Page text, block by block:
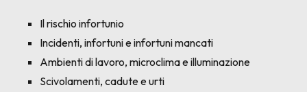
Il rischio infortunio
Incidenti, infortuni e infortuni mancati
Ambienti di lavoro, microclima e illuminazione
Scivolamenti, cadute e urti